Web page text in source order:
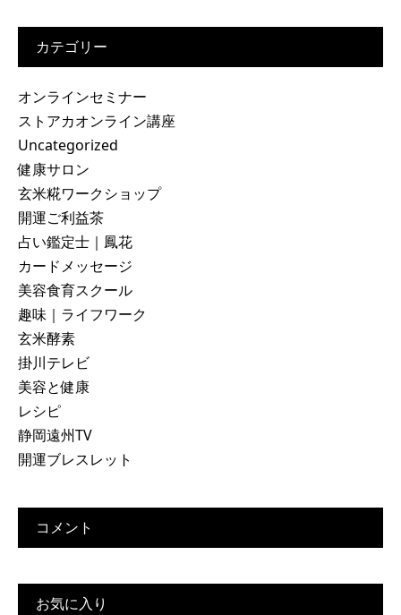
カテゴリー
オンラインセミナー
ストアカオンライン講座
Uncategorized
健康サロン
玄米糀ワークショップ
開運ご利益茶
占い鑑定士｜鳳花
カードメッセージ
美容食育スクール
趣味｜ライフワーク
玄米酵素
掛川テレビ
美容と健康
レシピ
静岡遠州TV
開運ブレスレット
コメント
お気に入り